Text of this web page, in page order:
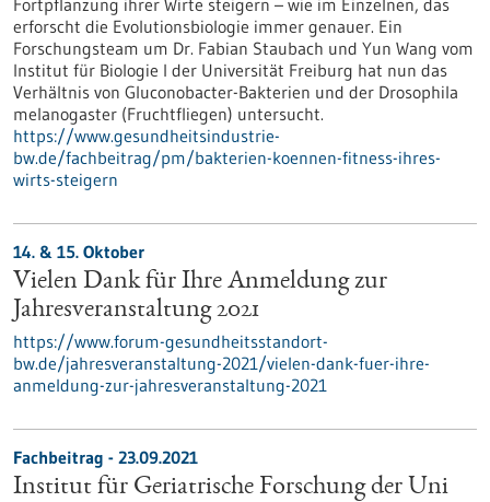
Fortpflanzung ihrer Wirte steigern – wie im Einzelnen, das
erforscht die Evolutionsbiologie immer genauer. Ein
Forschungsteam um Dr. Fabian Staubach und Yun Wang vom
Institut für Biologie I der Universität Freiburg hat nun das
Verhältnis von Gluconobacter-Bakterien und der Drosophila
melanogaster (Fruchtfliegen) untersucht.
https://www.gesundheitsindustrie-
bw.de/fachbeitrag/pm/bakterien-koennen-fitness-ihres-
wirts-steigern
14. & 15. Oktober
Vielen Dank für Ihre Anmeldung zur
Jahresveranstaltung 2021
https://www.forum-gesundheitsstandort-
bw.de/jahresveranstaltung-2021/vielen-dank-fuer-ihre-
anmeldung-zur-jahresveranstaltung-2021
Fachbeitrag - 23.09.2021
Institut für Geriatrische Forschung der Uni